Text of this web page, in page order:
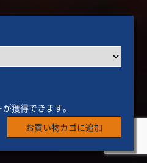
お買い物カゴに追加
獲得できます。